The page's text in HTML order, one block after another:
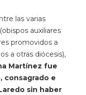
las varias
auxiliares
promovidos a
a otras diócesis),
Martínez fue
consagrado e
sin haber